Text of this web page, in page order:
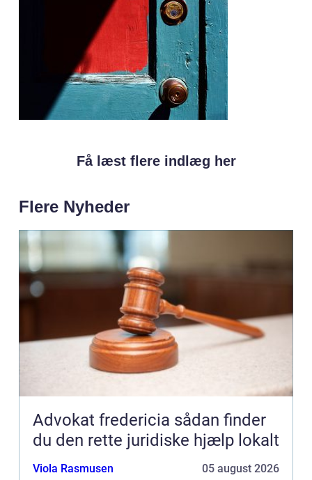
Få læst flere indlæg her
Flere Nyheder
Advokat fredericia sådan finder
du den rette juridiske hjælp lokalt
Viola Rasmusen 05 august 2026